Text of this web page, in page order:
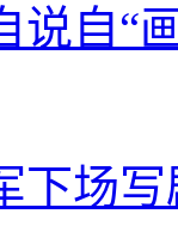
说自“
下场